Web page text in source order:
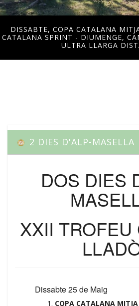
DISSABTE, COPA CATALANA
CATALANA SPRINT - DIUMENGE,
ULTRA LLARGA
2 DIES D'ALP-MASELLA
DOS DIES
XXII TROFEU
Dissabte 25 de Maig
COPA CATALANA